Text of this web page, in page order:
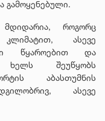
გამოყენებული.
მდიდარია, როგორც
ასევე
წყაროებით და
შეუწყობს
აბასთუმნის
ასევე